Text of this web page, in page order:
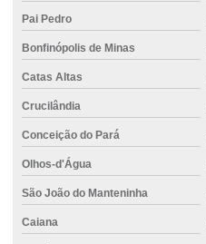
Pai Pedro
Bonfinópolis de Minas
Catas Altas
Crucilândia
Conceição do Pará
Olhos-d'Água
São João do Manteninha
Caiana